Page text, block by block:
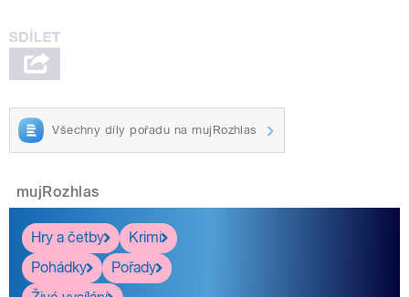
Všechny díly pořadu na mujRozhlas
mujRozhlas
Hry a četby
Krimi
Pohádky
Pořady